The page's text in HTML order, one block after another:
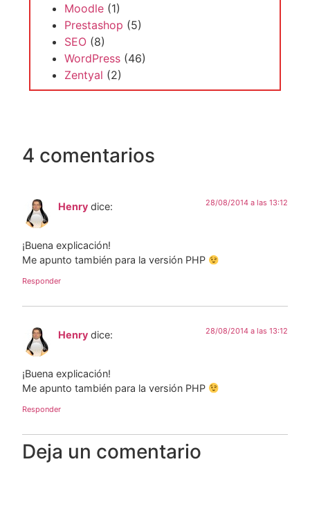
Moodle (1)
Prestashop (5)
SEO (8)
WordPress (46)
Zentyal (2)
4 comentarios
Henry dice: 28/08/2014 a las 13:12
¡Buena explicación!
Me apunto también para la versión PHP
Responder
Henry dice: 28/08/2014 a las 13:12
¡Buena explicación!
Me apunto también para la versión PHP
Responder
Deja un comentario